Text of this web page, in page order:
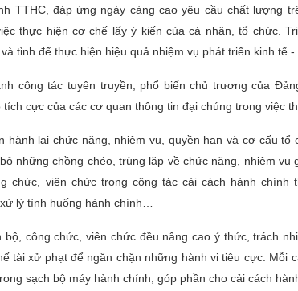
TTHC, đáp ứng ngày càng cao yêu cầu chất lượng
thực hiện cơ chế lấy ý kiến của cá nhân, tổ chức.
tỉnh để thực hiện hiệu quả nhiệm vụ phát triển kinh tế -
công tác tuyên truyền, phổ biến chủ trương của
cực của các cơ quan thông tin đại chúng trong việc
hành lại chức năng, nhiệm vụ, quyền hạn và cơ cấu
những chồng chéo, trùng lặp về chức năng, nhiệm
chức, viên chức trong công tác cải cách hành
lý tình huống hành chính…
bộ, công chức, viên chức đều nâng cao ý thức, trách
tài xử phạt để ngăn chặn những hành vi tiêu cực. Mỗi
sạch bộ máy hành chính, góp phần cho cải cách